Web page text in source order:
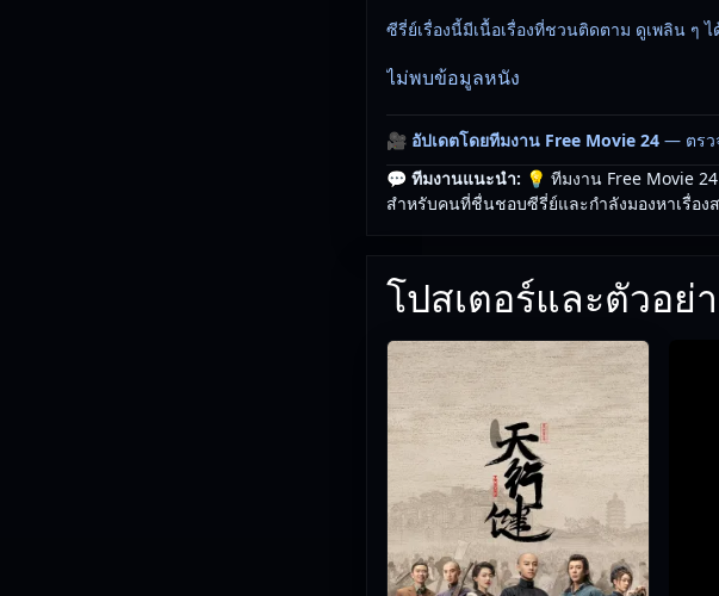
ซีรี่ย์เรื่องนี้มีเนื้อเรื่องที่ชวนติดตาม ดูเพลิน ๆ
ไม่พบข้อมูลหนัง
🎥 อัปเดตโดยทีมงาน Free Movie 24— ตรว
💬 ทีมงานแนะนำ: 💡 ทีมงาน Free Movie
สำหรับคนที่ชื่นชอบซีรี่ย์และกำลังมองหาเรื่อง
โปสเตอร์และตัวอย่